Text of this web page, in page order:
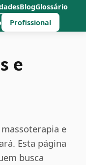
BlogGlossário
Profissional
e
e
Esta página
busca